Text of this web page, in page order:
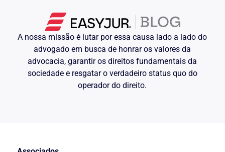
A nossa missão é lutar por essa causa lado a lado do
advogado em busca de honrar os valores da
advocacia, garantir os direitos fundamentais da
sociedade e resgatar o verdadeiro status quo do
operador do direito.